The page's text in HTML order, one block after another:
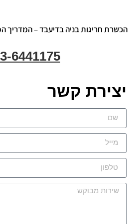
חריגות בניה בדיעבד – המדריך המלא
03-6441175
קשר